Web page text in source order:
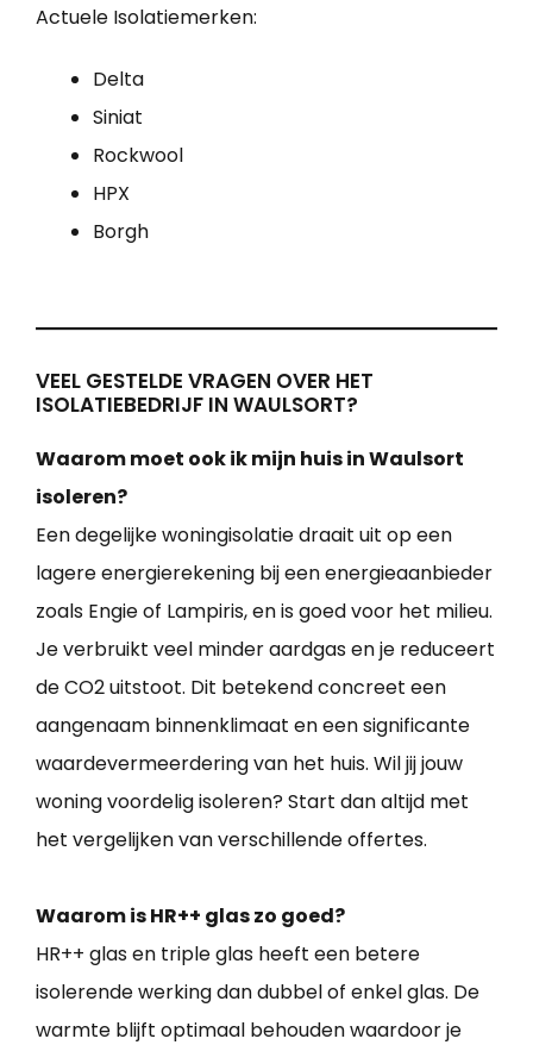
Actuele Isolatiemerken:
Delta
Siniat
Rockwool
HPX
Borgh
VEEL GESTELDE VRAGEN OVER HET
ISOLATIEBEDRIJF IN WAULSORT?
Waarom moet ook ik mijn huis in Waulsort
isoleren?
Een degelijke woningisolatie draait uit op een
lagere energierekening bij een energieaanbieder
zoals Engie of Lampiris, en is goed voor het milieu.
Je verbruikt veel minder aardgas en je reduceert
de CO2 uitstoot. Dit betekend concreet een
aangenaam binnenklimaat en een significante
waardevermeerdering van het huis. Wil jij jouw
woning voordelig isoleren? Start dan altijd met
het vergelijken van verschillende offertes.
Waarom is HR++ glas zo goed?
HR++ glas en triple glas heeft een betere
isolerende werking dan dubbel of enkel glas. De
warmte blijft optimaal behouden waardoor je